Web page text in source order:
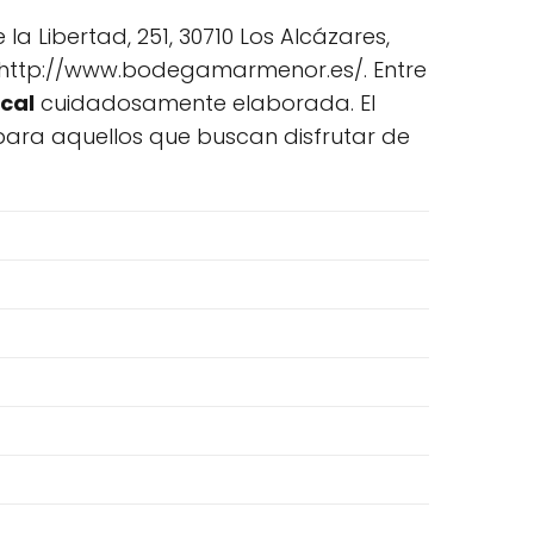
251, 30710 Los Alcázares,
www.bodegamarmenor.es/. Entre
cuidadosamente elaborada. El
aquellos que buscan disfrutar de